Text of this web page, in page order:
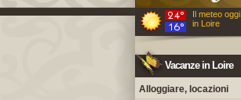
Il meteo oggi
in Loire
Vacanze in Loire
Alloggiare, locazioni